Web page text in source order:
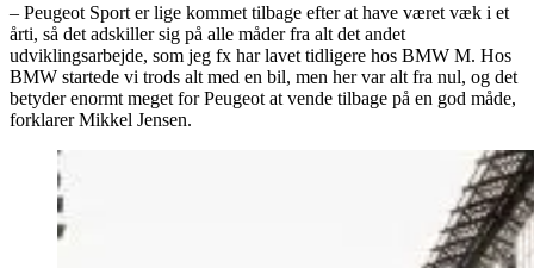
– Peugeot Sport er lige kommet tilbage efter at have været væk i et
årti, så det adskiller sig på alle måder fra alt det andet
udviklingsarbejde, som jeg fx har lavet tidligere hos BMW M. Hos
BMW startede vi trods alt med en bil, men her var alt fra nul, og det
betyder enormt meget for Peugeot at vende tilbage på en god måde,
forklarer Mikkel Jensen.